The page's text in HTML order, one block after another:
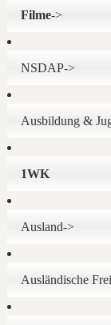
Filme->
NSDAP->
Ausbildung &
1WK
Ausland->
Ausländische